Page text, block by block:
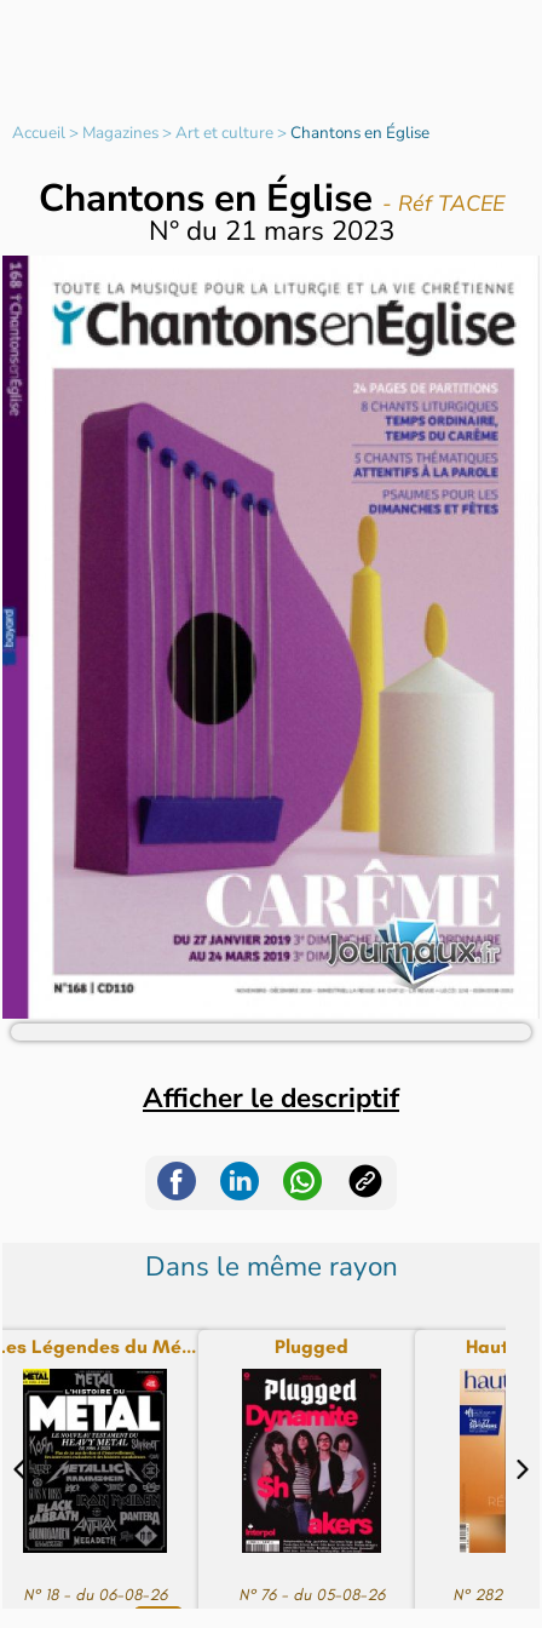
Accueil> Magazines>Art et culture>Chantons en Église
Chantons en Église - Réf TACEE
N° du 21 mars 2023
Afficher le descriptif
Dans le même rayon
Légendes du Mé...
N° 18 - du 06-08-26
Plugged
N° 76 - du 05-08-26
Haute
N° 282 - du